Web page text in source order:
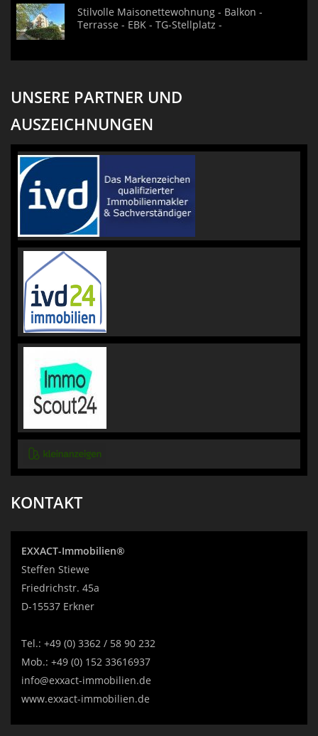
Stilvolle Maisonettewohnung - Balkon -
Terrasse - EBK - TG-Stellplatz -
UNSERE PARTNER UND
AUSZEICHNUNGEN
KONTAKT
EXXACT-Immobilien®
Steffen Stiewe
Friedrichstr. 45a
D-15537 Erkner
Tel.: +49 (0) 3362 / 58 90 232
Mob.: +49 (0) 152 33616937
info@exxact-immobilien.de
www.exxact-immobilien.de